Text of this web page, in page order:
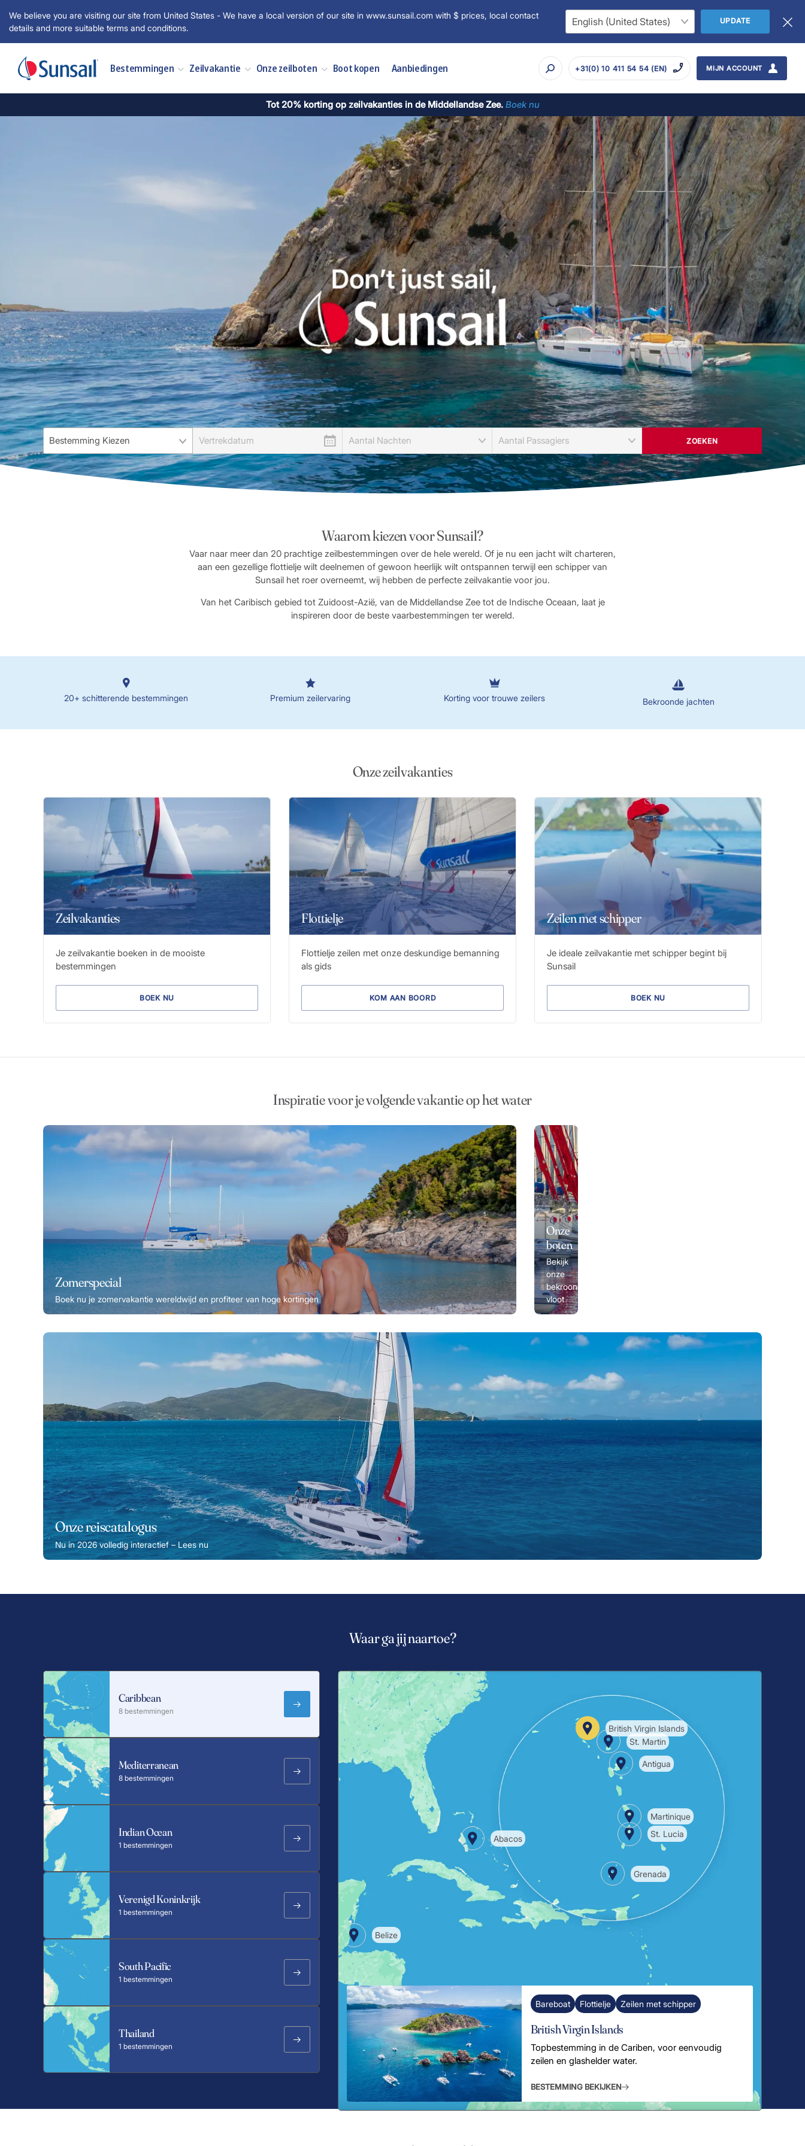
We believe you are visiting our site from United States - We have a local version of our site in www.sunsail.com with $ prices, local contact
details and more suitable terms and conditions.
UPDATE
Bestemmingen Zeilvakantie Onze zeilboten Boot kopen Aanbiedingen +31(0) 10 411 54 54 (EN) MIJN ACCOUNT
Tot 20% korting op zeilvakanties in de Middellandse Zee. Boek nu
ZOEKEN
Waarom kiezen voor Sunsail?
Vaar naar meer dan 20 prachtige zeilbestemmingen over de hele wereld. Of je nu een jacht wilt charteren,
aan een gezellige flottielje wilt deelnemen of gewoon heerlijk wilt ontspannen terwijl een schipper van
Sunsail het roer overneemt, wij hebben de perfecte zeilvakantie voor jou.
Van het Caribisch gebied tot Zuidoost-Azië, van de Middellandse Zee tot de Indische Oceaan, laat je
inspireren door de beste vaarbestemmingen ter wereld.
20+ schitterende bestemmingen Premium zeilervaring Korting voor trouwe zeilers Bekroonde jachten
Onze zeilvakanties
Zeilvakanties
Je zeilvakantie boeken in de mooiste
bestemmingen
BOEK NU
Flottielje
Flottielje zeilen met onze deskundige bemanning
als gids
KOM AAN BOORD
Zeilen met schipper
Je ideale zeilvakantie met schipper begint bij
Sunsail
BOEK NU
Inspiratie voor je volgende vakantie op het water
Zomerspecial
Boek nu je zomervakantie wereldwijd en profiteer van hoge kortingen
Onze
boten
Bekijk
onze
bekroonde
vloot
Onze reiscatalogus
Nu in 2026 volledig interactief – Lees nu
Waar ga jij naartoe?
Caribbean
8 bestemmingen
British Virgin Islands
Bareboat Flottielje Zeilen met schipper
British Virgin Islands
Topbestemming in de Cariben, voor eenvoudig
zeilen en glashelder water.
BESTEMMING BEKIJKEN
Belize
St. Lucia
Antigua
Abacos
Grenada
Martinique
St. Martin
Mediterranean
8 bestemmingen
Indian Ocean
1 bestemmingen
Verenigd Koninkrijk
1 bestemmingen
South Pacific
1 bestemmingen
Thailand
1 bestemmingen